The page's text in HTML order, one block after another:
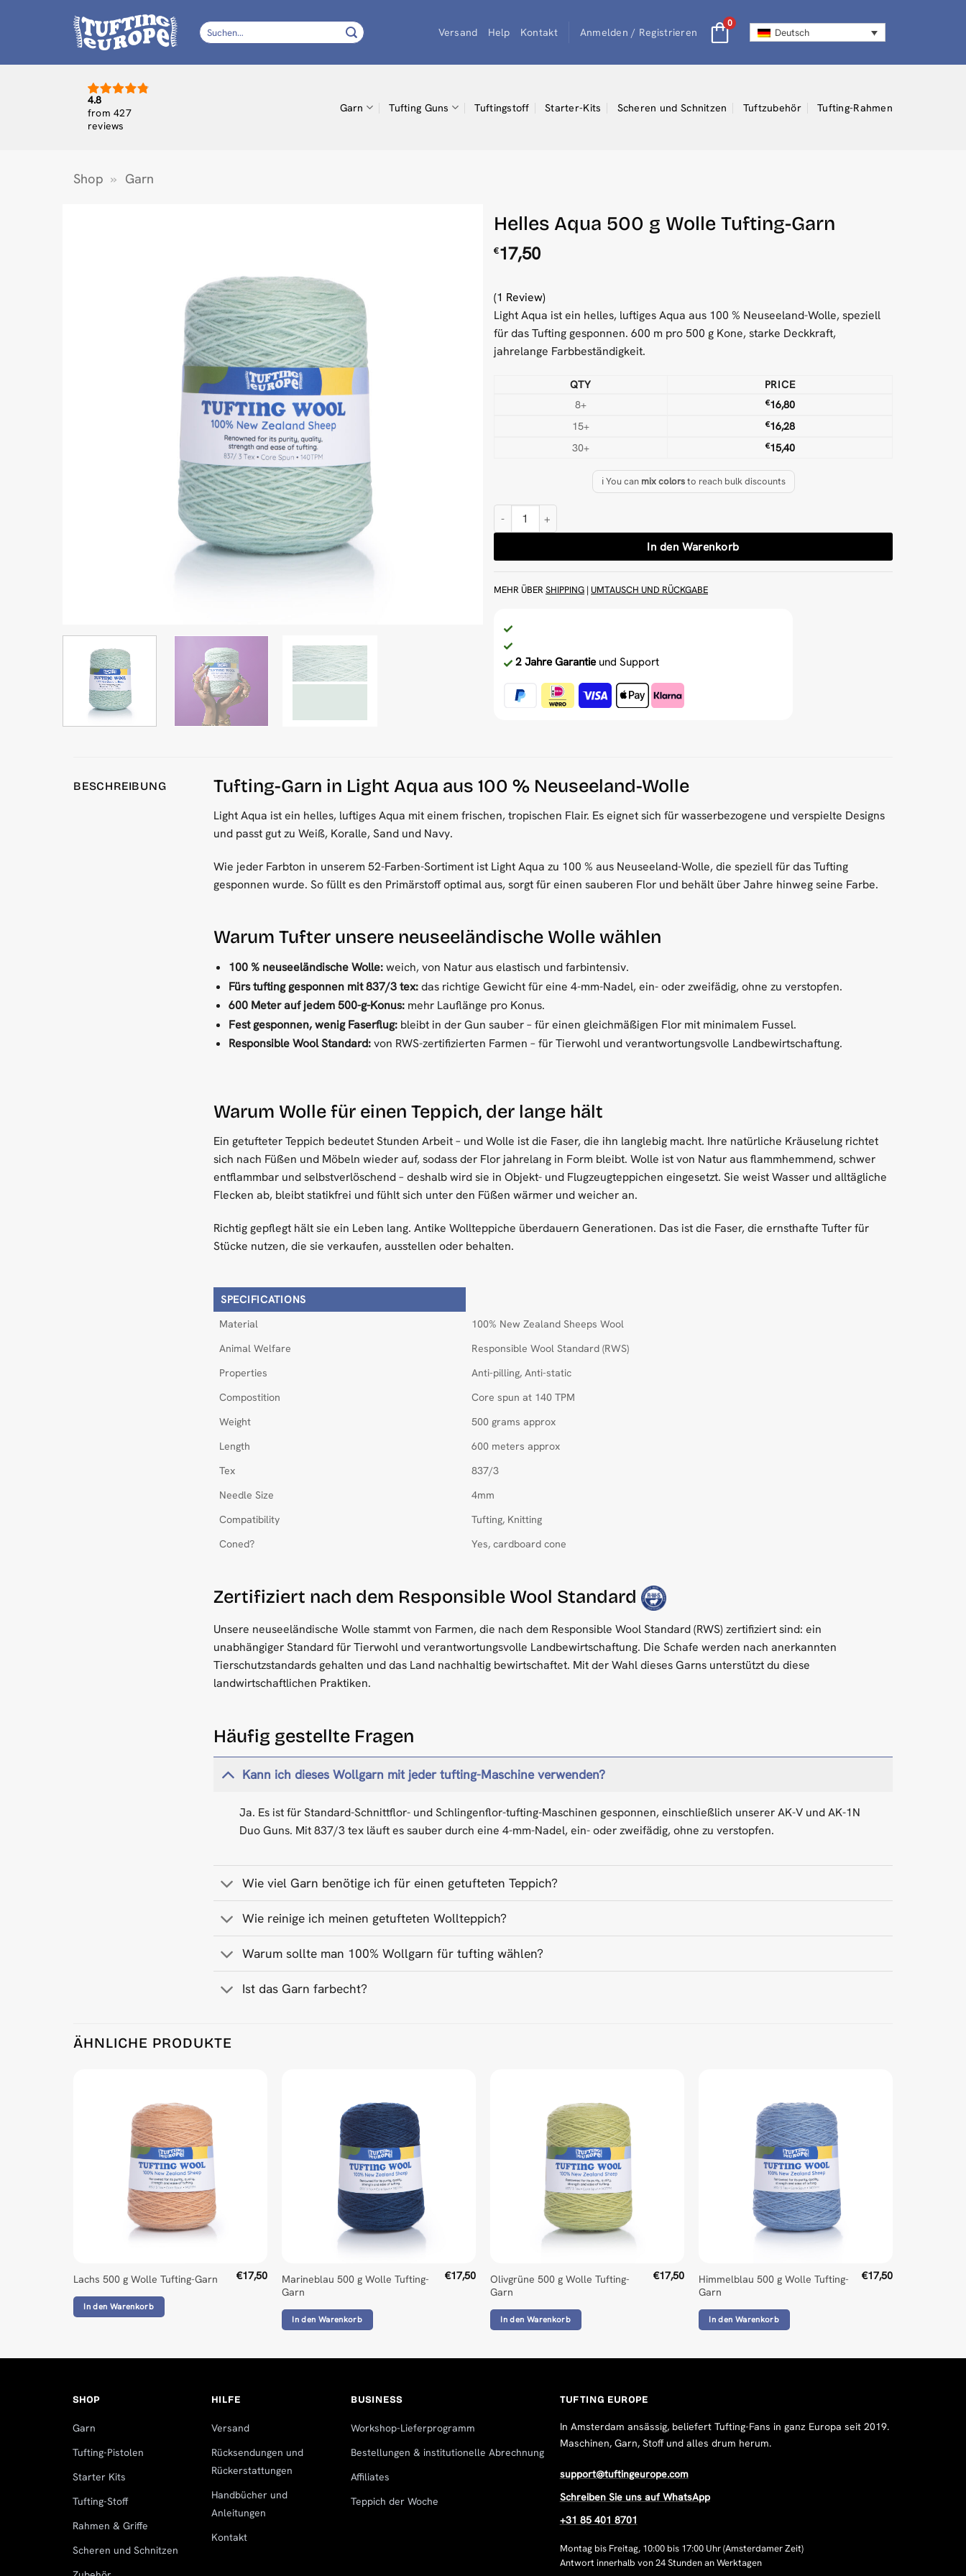
Suchen
nach:
Versand Help Kontakt Anmelden / Registrieren
0
Deutsch
4.8
from 427
reviews
Garn Tufting Guns Tuftingstoff Starter-Kits Scheren und Schnitzen Tuftzubehör Tufting-Rahmen
Shop » Garn
Helles Aqua 500 g Wolle Tufting-Garn
€17,50
(1 Review)
Light Aqua ist ein helles, luftiges Aqua aus 100 % Neuseeland-Wolle, speziell
für das Tufting gesponnen. 600 m pro 500 g Kone, starke Deckkraft,
jahrelange Farbbeständigkeit.
QTY
PRICE
8+
€16,80
15+
€16,28
30+
€15,40
ℹ️ You can mix colorsto reach bulk discounts
Helles Aqua 500 g Wolle Tufting-Garn Menge
In den Warenkorb
MEHR ÜBER SHIPPING | UMTAUSCH UND RÜCKGABE
2 Jahre Garantieund Support
BESCHREIBUNG Tufting-Garn in Light Aqua aus 100 % Neuseeland-Wolle
Light Aqua ist ein helles, luftiges Aqua mit einem frischen, tropischen Flair. Es eignet sich für wasserbezogene und verspielte Designs
und passt gut zu Weiß, Koralle, Sand und Navy.
Wie jeder Farbton in unserem 52-Farben-Sortiment ist Light Aqua zu 100 % aus Neuseeland-Wolle, die speziell für das Tufting
gesponnen wurde. So füllt es den Primärstoff optimal aus, sorgt für einen sauberen Flor und behält über Jahre hinweg seine Farbe.
Warum Tufter unsere neuseeländische Wolle wählen
100 % neuseeländische Wolle:weich, von Natur aus elastisch und farbintensiv.
Fürs tufting gesponnen mit 837/3 tex:das richtige Gewicht für eine 4-mm-Nadel, ein- oder zweifädig, ohne zu verstopfen.
600 Meter auf jedem 500-g-Konus:mehr Lauflänge pro Konus.
Fest gesponnen, wenig Faserflug:bleibt in der Gun sauber – für einen gleichmäßigen Flor mit minimalem Fussel.
Responsible Wool Standard:von RWS-zertifizierten Farmen – für Tierwohl und verantwortungsvolle Landbewirtschaftung.
Warum Wolle für einen Teppich, der lange hält
Ein getufteter Teppich bedeutet Stunden Arbeit – und Wolle ist die Faser, die ihn langlebig macht. Ihre natürliche Kräuselung richtet
sich nach Füßen und Möbeln wieder auf, sodass der Flor jahrelang in Form bleibt. Wolle ist von Natur aus flammhemmend, schwer
entflammbar und selbstverlöschend – deshalb wird sie in Objekt- und Flugzeugteppichen eingesetzt. Sie weist Wasser und alltägliche
Flecken ab, bleibt statikfrei und fühlt sich unter den Füßen wärmer und weicher an.
Richtig gepflegt hält sie ein Leben lang. Antike Wollteppiche überdauern Generationen. Das ist die Faser, die ernsthafte Tufter für
Stücke nutzen, die sie verkaufen, ausstellen oder behalten.
SPECIFICATIONS
Material
100% New Zealand Sheeps Wool
Animal Welfare
Responsible Wool Standard (RWS)
Properties
Anti-pilling, Anti-static
Compostition
Core spun at 140 TPM
Weight
500 grams approx
Length
600 meters approx
Tex
837/3
Needle Size
4mm
Compatibility
Tufting, Knitting
Coned?
Yes, cardboard cone
Zertifiziert nach dem Responsible Wool Standard
Unsere neuseeländische Wolle stammt von Farmen, die nach dem Responsible Wool Standard (RWS) zertifiziert sind: ein
unabhängiger Standard für Tierwohl und verantwortungsvolle Landbewirtschaftung. Die Schafe werden nach anerkannten
Tierschutzstandards gehalten und das Land nachhaltig bewirtschaftet. Mit der Wahl dieses Garns unterstützt du diese
landwirtschaftlichen Praktiken.
Häufig gestellte Fragen
Kann ich dieses Wollgarn mit jeder tufting-Maschine verwenden?
Ja. Es ist für Standard-Schnittflor- und Schlingenflor-tufting-Maschinen gesponnen, einschließlich unserer AK-V und AK-1N
Duo Guns. Mit 837/3 tex läuft es sauber durch eine 4-mm-Nadel, ein- oder zweifädig, ohne zu verstopfen.
Wie viel Garn benötige ich für einen getufteten Teppich?
Wie reinige ich meinen getufteten Wollteppich?
Warum sollte man 100% Wollgarn für tufting wählen?
Ist das Garn farbecht?
Product Reviews
Super jolie. Des couleurs qui sortent un peu de l’ordinaire.
Wed Aug 07 2024 21:57:52 GMT+0000 (Coordinated Universal Time)
ÄHNLICHE PRODUKTE
Lachs 500 g Wolle Tufting-Garn €17,50
In den Warenkorb
Marineblau 500 g Wolle Tufting-
Garn
€17,50
In den Warenkorb
Olivgrüne 500 g Wolle Tufting-
Garn
€17,50
In den Warenkorb
Himmelblau 500 g Wolle Tufting-
Garn
€17,50
In den Warenkorb
SHOP
Garn
Tufting-Pistolen
Starter Kits
Tufting-Stoff
Rahmen & Griffe
Scheren und Schnitzen
HILFE
Versand
Rücksendungen und
Rückerstattungen
Handbücher und
Anleitungen
Kontakt
BUSINESS
Workshop-Lieferprogramm
Bestellungen & institutionelle Abrechnung
Affiliates
Teppich der Woche
TUFTING EUROPE
In Amsterdam ansässig, beliefert Tufting-Fans in ganz Europa seit 2019.
Maschinen, Garn, Stoff und alles drum herum.
support@tuftingeurope.com
Schreiben Sie uns auf WhatsApp
+31 85 401 8701
Montag bis Freitag, 10:00 bis 17:00 Uhr (Amsterdamer Zeit)
Antwort innerhalb von 24 Stunden an Werktagen